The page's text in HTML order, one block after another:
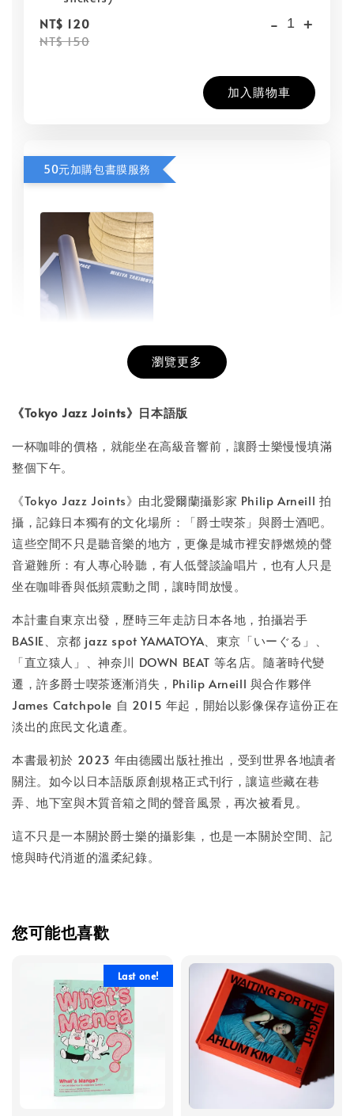
NT$ 120
NT$ 150
- +
加入購物車
50元加購包書膜服務
NT$ 50
- +
瀏覽更多
《Tokyo Jazz Joints》日本語版
一杯咖啡的價格，就能坐在高級音響前，讓爵士樂慢慢填滿
整個下午。
《Tokyo Jazz Joints》由北愛爾蘭攝影家 Philip Arneill 拍
攝，記錄日本獨有的文化場所：「爵士喫茶」與爵士酒吧。
這些空間不只是聽音樂的地方，更像是城市裡安靜燃燒的聲
音避難所：有人專心聆聽，有人低聲談論唱片，也有人只是
坐在咖啡香與低頻震動之間，讓時間放慢。
本計畫自東京出發，歷時三年走訪日本各地，拍攝岩手
BASIE、京都 jazz spot YAMATOYA、東京「いーぐる」、
「直立猿人」、神奈川 DOWN BEAT 等名店。隨著時代變
遷，許多爵士喫茶逐漸消失，Philip Arneill 與合作夥伴
James Catchpole 自 2015 年起，開始以影像保存這份正在
淡出的庶民文化遺產。
本書最初於 2023 年由德國出版社推出，受到世界各地讀者
關注。如今以日本語版原創規格正式刊行，讓這些藏在巷
弄、地下室與木質音箱之間的聲音風景，再次被看見。
這不只是一本關於爵士樂的攝影集，也是一本關於空間、記
憶與時代消逝的溫柔紀錄。
您可能也喜歡
Last one!